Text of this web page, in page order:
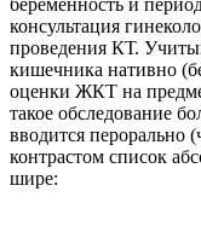
беременность и
консультация
проведения КТ.
кишечника нативно
оценки ЖКТ на
такое обследование
вводится перорально
контрастом список
шире: